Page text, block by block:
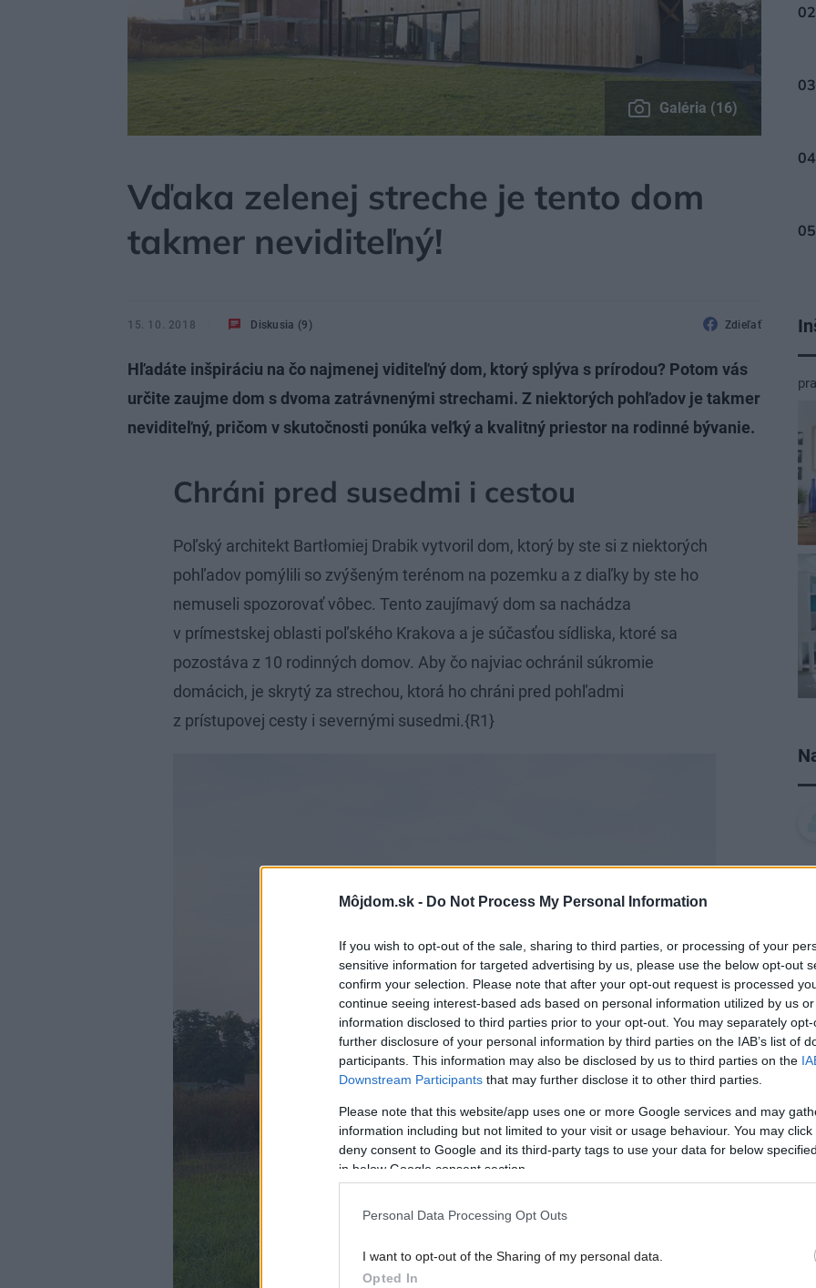
Môjdom.sk - Do Not Process My Personal Information
If you wish to opt-out of the sale, sharing to third parties, or processing of your
sensitive information for targeted advertising by us, please use the below opt-out
confirm your selection. Please note that after your opt-out request is processed
continue seeing interest-based ads based on personal information utilized by us
information disclosed to third parties prior to your opt-out. You may separately
further disclosure of your personal information by third parties on the IAB’s list of
participants. This information may also be disclosed by us to third parties on the
Downstream Participants that may further disclose it to other third parties.
Please note that this website/app uses one or more Google services and may
information including but not limited to your visit or usage behaviour. You may
deny consent to Google and its third-party tags to use your data for below
in below Google consent section.
Personal Data Processing Opt Outs
I want to opt-out of the Sharing of my personal data.
Opted In
Galéria (16)
Vďaka zelenej streche je tento dom
takmer neviditeľný!
15. 10. 2018 Diskusia (9) Zdieľať
Hľadáte inšpiráciu na čo najmenej viditeľný dom, ktorý splýva s prírodou? Potom vás
určite zaujme dom s dvoma zatrávnenými strechami. Z niektorých pohľadov je takmer
neviditeľný, pričom v skutočnosti ponúka veľký a kvalitný priestor na rodinné bývanie.
Chráni pred susedmi i cestou
Poľský architekt Bartłomiej Drabik vytvoril dom, ktorý by ste si z niektorých
pohľadov pomýlili so zvýšeným terénom na pozemku a z diaľky by ste ho
nemuseli spozorovať vôbec. Tento zaujímavý dom sa nachádza
v prímestskej oblasti poľského Krakova a je súčasťou sídliska, ktoré sa
pozostáva z 10 rodinných domov. Aby čo najviac ochránil súkromie
domácich, je skrytý za strechou, ktorá ho chráni pred pohľadmi
z prístupovej cesty i severnými susedmi.{R1}